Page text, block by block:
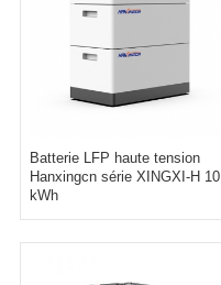
Batterie LFP haute tension
Hanxingcn série XINGXI-H 10
kWh